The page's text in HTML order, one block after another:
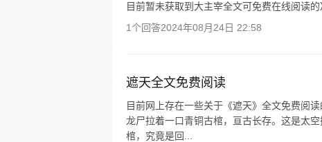
目前暂未获取到大主宰全文可免费在线阅读的
1个回答2024年08月24日 22:58
遮天全文免费阅读
目前网上存在一些关于《遮天》全文免费阅
龙尸拉着一口青铜古棺，亘古长存。这是太
棺，究竟是回...